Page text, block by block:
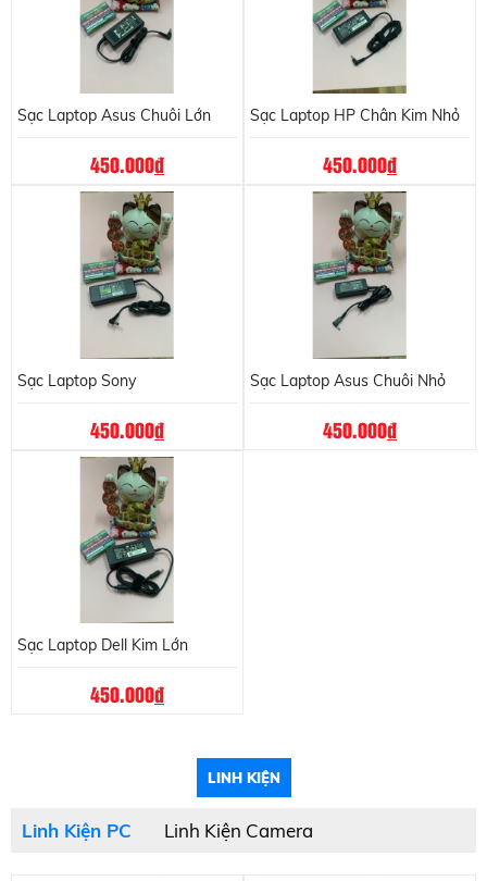
Sạc Laptop Asus Chuôi Lớn
450.000đ
Sạc Laptop HP Chân Kim Nhỏ
450.000đ
Sạc Laptop Sony
450.000đ
Sạc Laptop Asus Chuôi Nhỏ
450.000đ
Sạc Laptop Dell Kim Lớn
450.000đ
LINH KIỆN
Linh Kiện PC Linh Kiện Camera